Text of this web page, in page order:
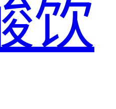
饮